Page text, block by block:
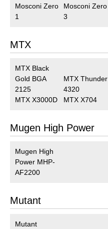
Mosconi Zero
1
Mosconi Zero
3
MTX
MTX Black
Gold BGA
2125
MTX Thunder
4320
MTX X3000D
MTX X704
Mugen High Power
Mugen High
Power MHP-
AF2200
Mutant
Mutant